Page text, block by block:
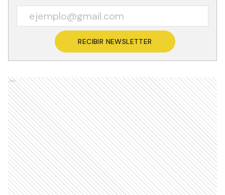
RECIBIR NEWSLETTER
Ads